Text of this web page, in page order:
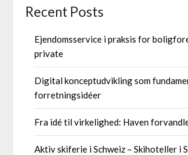
Recent Posts
Ejendomsservice i praksis for
private
Digital konceptudvikling som
forretningsidéer
Fra idé til virkelighed: Haven
Aktiv skiferie i Schweiz – Skihoteller i